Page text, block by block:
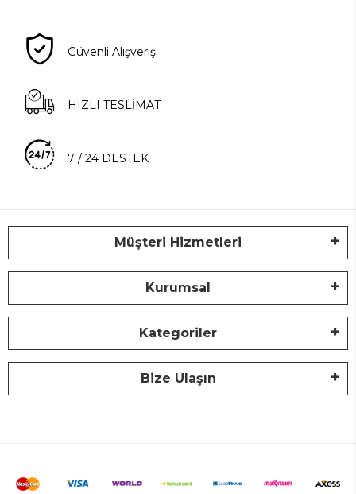
Güvenli Alışveriş
HIZLI TESLİMAT
7 / 24 DESTEK
Müşteri Hizmetleri
Kurumsal
Kategoriler
Bize Ulaşın